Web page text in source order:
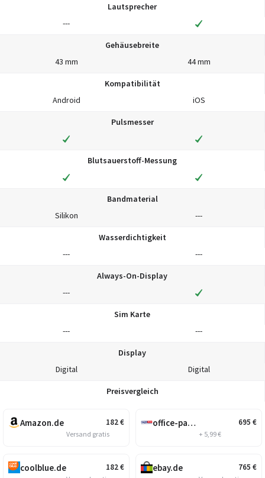
Lautsprecher
---
Gehäusebreite
43 mm
44 mm
Kompatibilität
Android
iOS
Pulsmesser
Blutsauerstoff-Messung
Bandmaterial
Silikon
---
Wasserdichtigkeit
---
---
Always-On-Display
---
Sim Karte
---
---
Display
Digital
Digital
Preisvergleich
182€
Amazon.de
Versand gratis
182€
coolblue.de
695 €
office-partner.de
+ 5,99 €
765 €
ebay.de